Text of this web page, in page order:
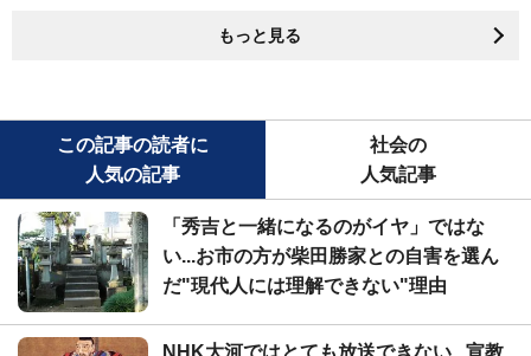
もっと見る
この記事の読者に
人気の記事
社会の
人気記事
「秀吉と一緒になるのがイヤ」ではな
い...お市の方が柴田勝家との自害を選ん
だ"現代人には理解できない"理由
NHK大河ではとても放送できない...宣教